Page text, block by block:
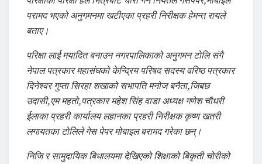
परामद भएको अनुगमनमा खटीएका प्रहरी निरीक्षक हेमन्त रायले
बताए।
परिक्षा लाई मयादित बनाउन नगरपालिकाको अनुगमन टोलि संगै
नेपाल पत्रकार महासंघको केन्द्रिय परिषद सदस्य वरिष्ठ पत्रकार
दिनेश्वर गुप्ता सिरहा शखाको सभापति मनोज बनैता,जिबछ
उदासी,एम महतो,पत्रकार महेश सिंह वाडा अध्यक्ष गणेश चौधरी
ईलाका प्रहरी कार्यालय लहानका प्रहरी निरीक्षक कृष्ण खतरी
लगायतका टोलिले गेस पेपर मोबाइल बरामद गरेका छन्।
निजि र सामुदायिक बिधालयमा देखिएको शिक्षाको बिकृती चोरीको